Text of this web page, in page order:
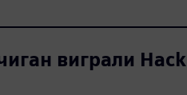
виграли Hack